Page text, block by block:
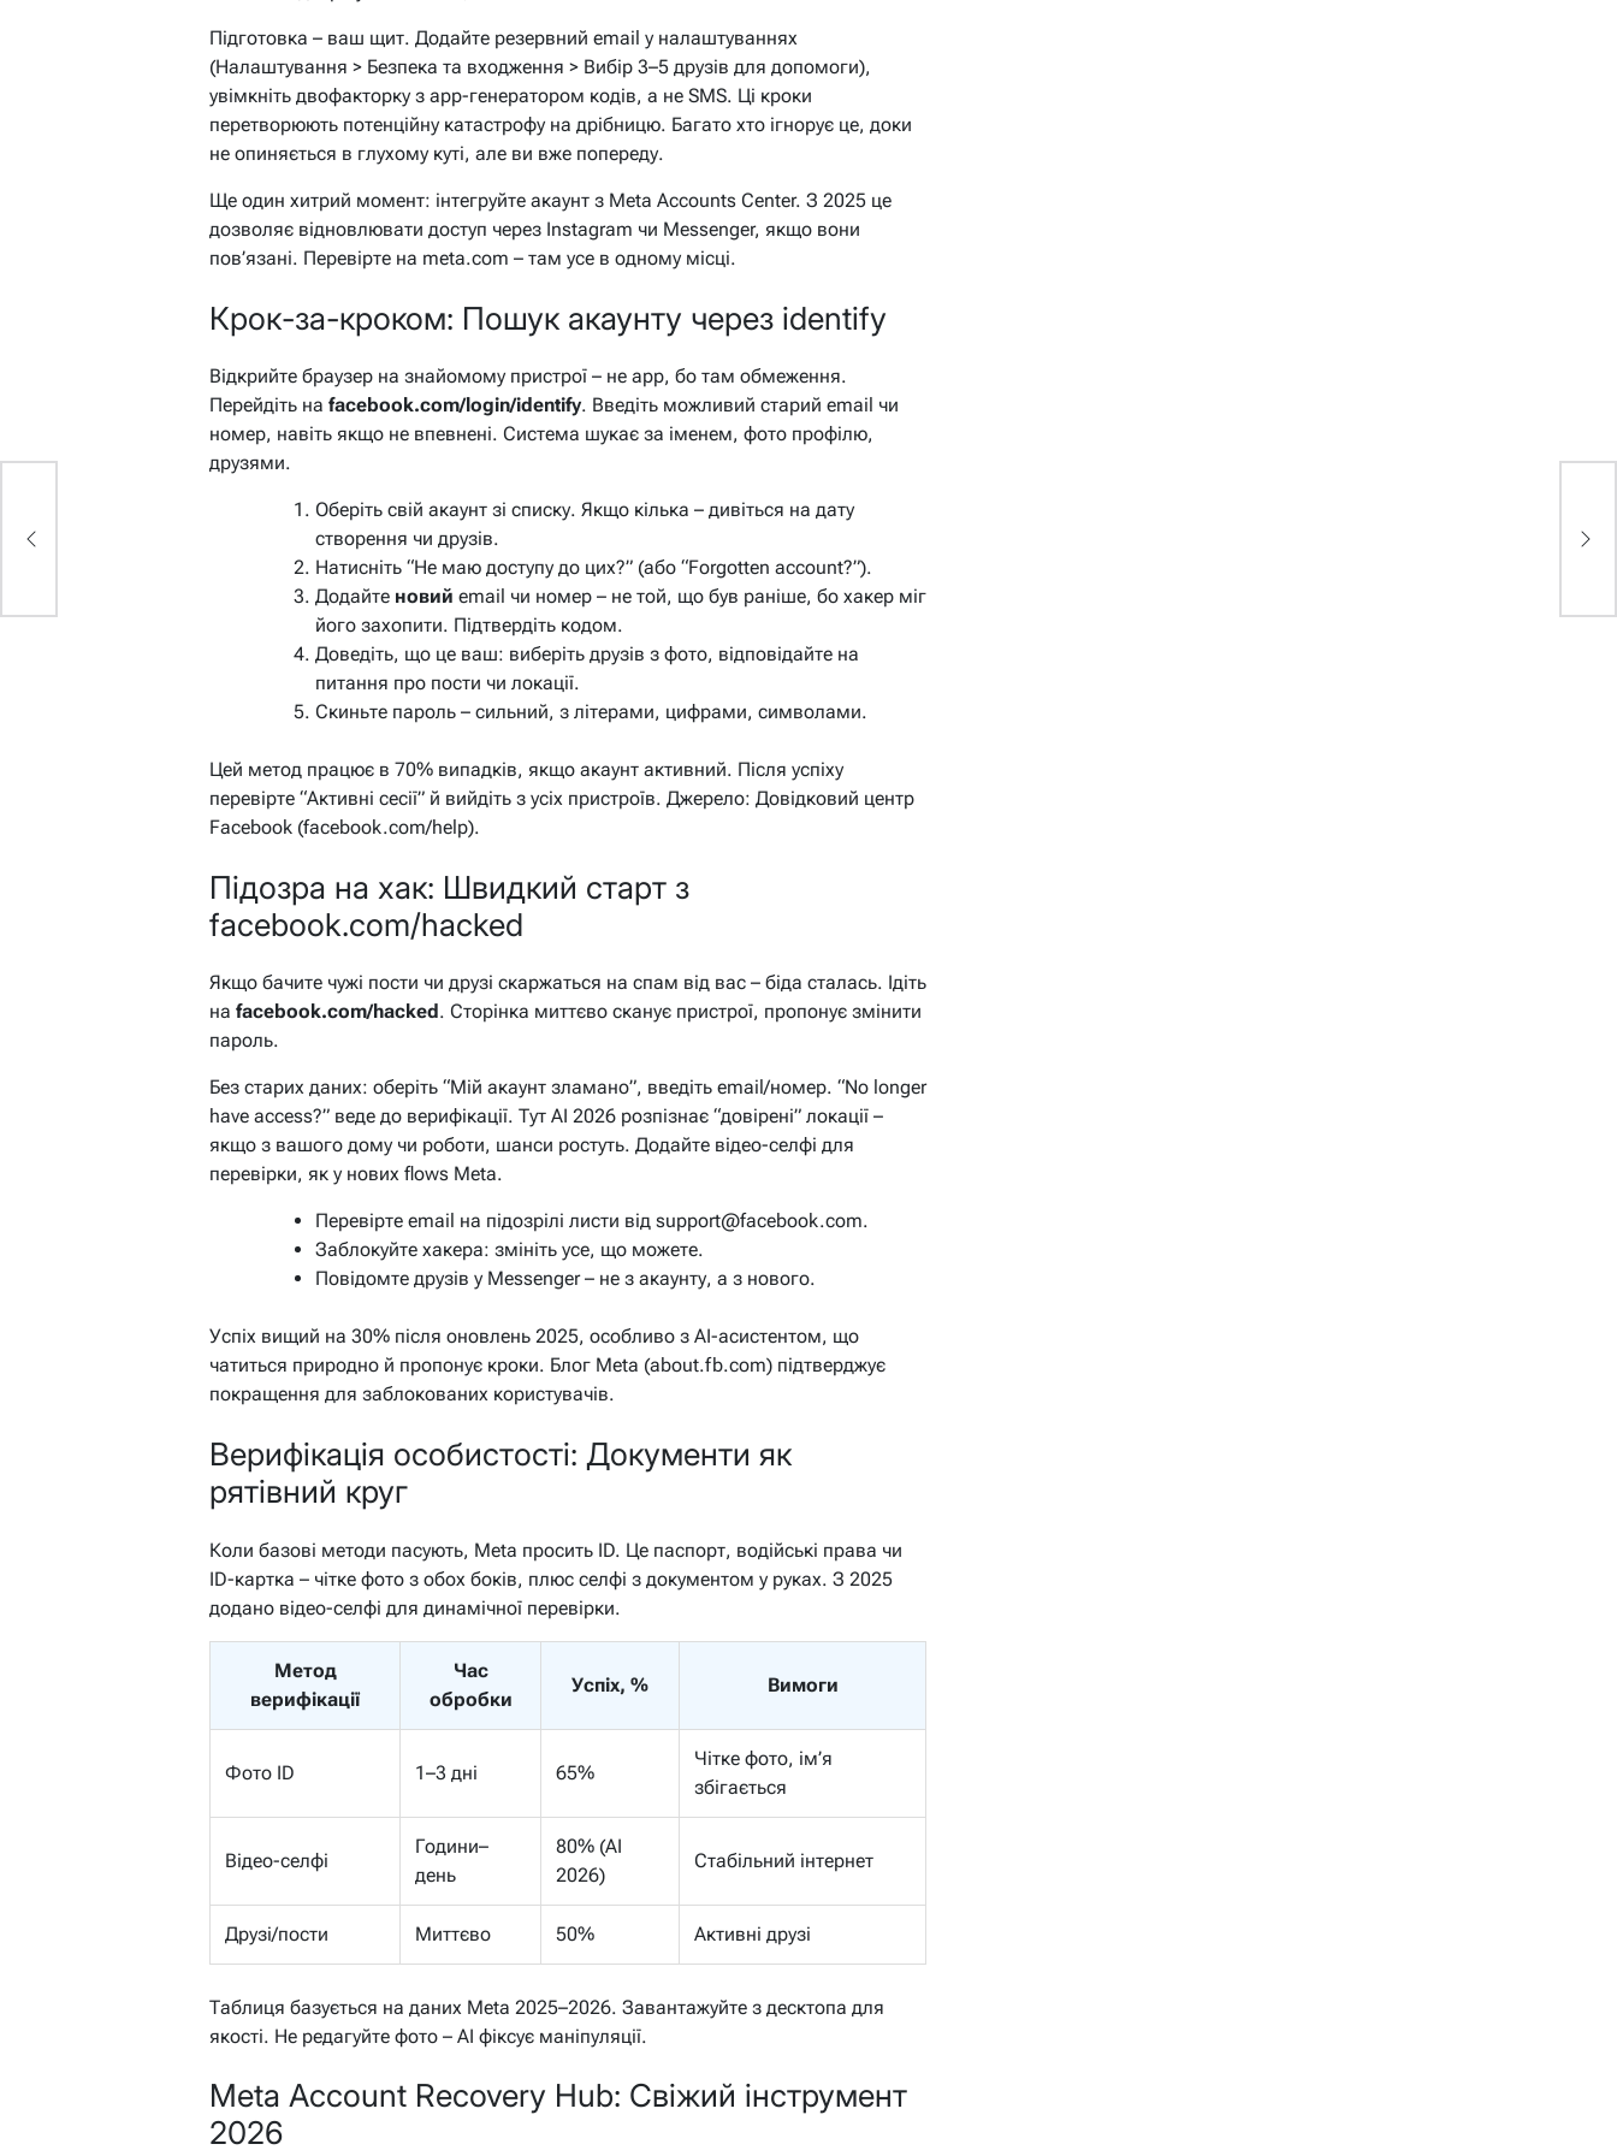
Підготовка – ваш щит. Додайте резервний email у налаштуваннях
(Налаштування > Безпека та входження > Вибір 3–5 друзів для допомоги),
увімкніть двофакторку з app-генератором кодів, а не SMS. Ці кроки
перетворюють потенційну катастрофу на дрібницю. Багато хто ігнорує це, доки
не опиняється в глухому куті, але ви вже попереду.
Ще один хитрий момент: інтегруйте акаунт з Meta Accounts Center. З 2025 це
дозволяє відновлювати доступ через Instagram чи Messenger, якщо вони
пов’язані. Перевірте на meta.com – там усе в одному місці.
Крок-за-кроком: Пошук акаунту через identify
Відкрийте браузер на знайомому пристрої – не app, бо там обмеження.
Перейдіть на facebook.com/login/identify. Введіть можливий старий email чи
номер, навіть якщо не впевнені. Система шукає за іменем, фото профілю,
друзями.
Оберіть свій акаунт зі списку. Якщо кілька – дивіться на дату
створення чи друзів.
Натисніть “Не маю доступу до цих?” (або “Forgotten account?”).
Додайте новий email чи номер – не той, що був раніше, бо хакер міг
його захопити. Підтвердіть кодом.
Доведіть, що це ваш: виберіть друзів з фото, відповідайте на
питання про пости чи локації.
Скиньте пароль – сильний, з літерами, цифрами, символами.
Цей метод працює в 70% випадків, якщо акаунт активний. Після успіху
перевірте “Активні сесії” й вийдіть з усіх пристроїв. Джерело: Довідковий центр
Facebook (facebook.com/help).
Підозра на хак: Швидкий старт з
facebook.com/hacked
Якщо бачите чужі пости чи друзі скаржаться на спам від вас – біда сталась. Ідіть
на facebook.com/hacked . Сторінка миттєво сканує пристрої, пропонує змінити
пароль.
Без старих даних: оберіть “Мій акаунт зламано”, введіть email/номер. “No longer
have access?” веде до верифікації. Тут AI 2026 розпізнає “довірені” локації –
якщо з вашого дому чи роботи, шанси ростуть. Додайте відео-селфі для
перевірки, як у нових flows Meta.
Перевірте email на підозрілі листи від support@facebook.com.
Заблокуйте хакера: змініть усе, що можете.
Повідомте друзів у Messenger – не з акаунту, а з нового.
Успіх вищий на 30% після оновлень 2025, особливо з AI-асистентом, що
чатиться природно й пропонує кроки. Блог Meta (about.fb.com) підтверджує
покращення для заблокованих користувачів.
Верифікація особистості: Документи як
рятівний круг
Коли базові методи пасують, Meta просить ID. Це паспорт, водійські права чи
ID-картка – чітке фото з обох боків, плюс селфі з документом у руках. З 2025
додано відео-селфі для динамічної перевірки.
Метод
верифікації
Час
обробки
Успіх, % Вимоги
Фото ID 1–3 дні 65%
Чітке фото, ім’я
збігається
Відео-селфі
Години–
день
80% (AI
2026)
Стабільний інтернет
Друзі/пости Миттєво 50% Активні друзі
Таблиця базується на даних Meta 2025–2026. Завантажуйте з десктопа для
якості. Не редагуйте фото – AI фіксує маніпуляції.
Meta Account Recovery Hub: Свіжий інструмент
2026